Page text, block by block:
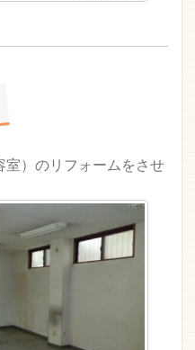
室）のリフォームをさせ